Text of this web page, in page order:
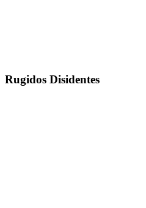
Rugidos Disidentes